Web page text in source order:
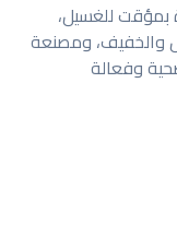
مزودة بمؤقت للغسيل،
الثقيل والخفيف، ومصنعة
وفعالة